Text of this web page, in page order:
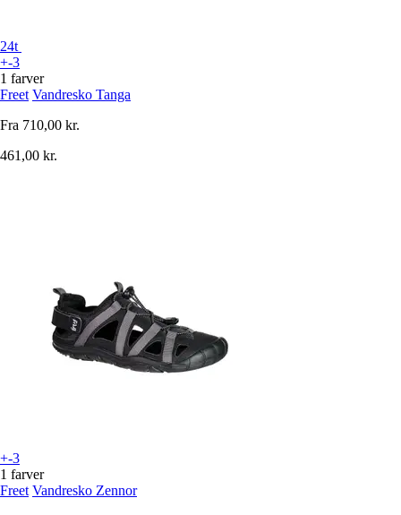
24t
+-3
1 farver
Freet Vandresko Tanga
Fra 710,00 kr.
461,00 kr.
+-3
1 farver
Freet Vandresko Zennor